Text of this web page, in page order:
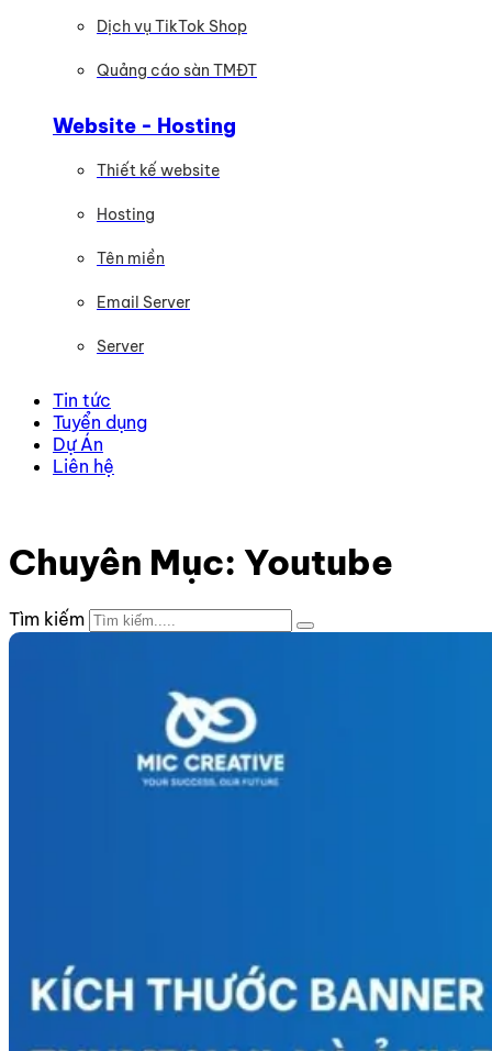
Dịch vụ TikTok Shop
Quảng cáo sàn TMĐT
Website - Hosting
Thiết kế website
Hosting
Tên miền
Email Server
Server
Tin tức
Tuyển dụng
Dự Án
Liên hệ
Chuyên Mục: Youtube
Tìm kiếm